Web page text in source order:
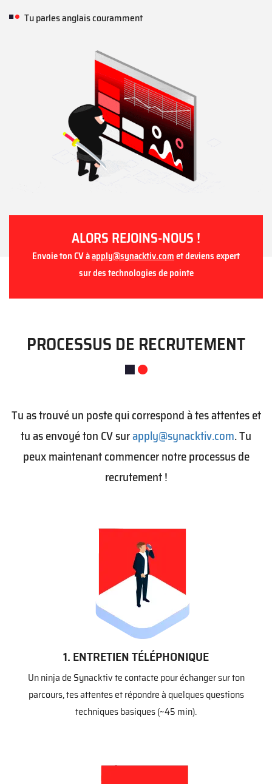
Tu parles anglais couramment
ALORS REJOINS-NOUS !
Envoie ton CV àapply@synacktiv.comet deviens expert
sur des technologies de pointe
PROCESSUS DE RECRUTEMENT
Tu as trouvé un poste qui correspond à tes attentes et
tu as envoyé ton CV surapply@synacktiv.com. Tu
peux maintenant commencer notre processus de
recrutement !
1. ENTRETIEN TÉLÉPHONIQUE
Un ninja de Synacktiv te contacte pour échanger sur ton
parcours, tes attentes et répondre à quelques questions
techniques basiques (~45 min).